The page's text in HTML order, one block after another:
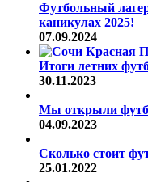
Футбольный
каникулах 2025!
07.09.2024
Итоги летних
30.11.2023
Мы открыли
04.09.2023
Сколько стоит
25.01.2022